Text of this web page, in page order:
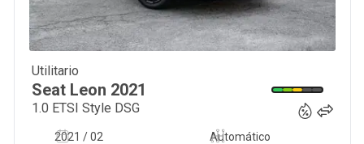
Utilitario
Seat Leon 2021
1.0 ETSI Style DSG
2021 / 02
Automático